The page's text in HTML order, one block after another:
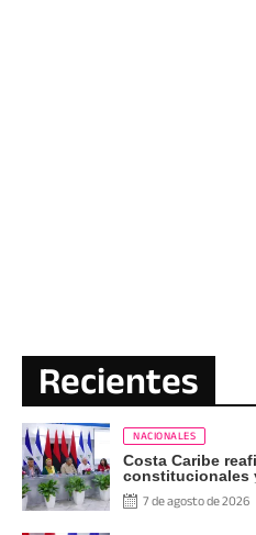
Recientes
NACIONALES
Costa Caribe
constitucionales
del pueblo
7 de agosto de 2026